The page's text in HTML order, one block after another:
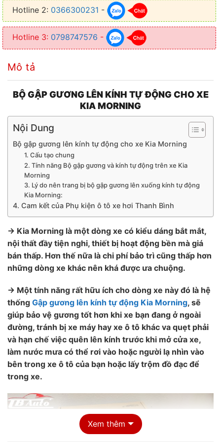
Hotline 2: 0366300231 -
Hotline 3: 0798747576 -
Mô tả
BỘ GẬP GƯƠNG LÊN KÍNH TỰ ĐỘNG CHO XE
KIA MORNING
Nội Dung
Bộ gập gương lên kính tự động cho xe Kia Morning
1. Cấu tạo chung
2. Tính năng Bộ gập gương và kính tự động trên xe Kia
Morning
3. Lý do nên trang bị bộ gập gương lên xuống kính tự động
Kia Morning:
4. Cam kết của Phụ kiện ô tô xe hơi Thanh Bình
→ Kia Morning là một dòng xe có kiểu dáng bắt mắt,
nội thất đầy tiện nghi, thiết bị hoạt động bền mà giá
bán thấp. Hơn thế nữa là chi phí bảo trì cũng thấp hơn
những dòng xe khác nên khá được ưa chuộng.
→ Một tính năng rất hữu ích cho dòng xe này đó là hệ
thống Gập gương lên kính tự động Kia Morning, sẽ
giúp bảo vệ gương tốt hơn khi xe bạn đang ở ngoài
đường, tránh bị xe máy hay xe ô tô khác va quẹt phải
và hạn chế việc quên lên kính trước khi mở cửa xe,
làm nước mưa có thể rơi vào hoặc người lạ nhìn vào
bên trong xe ô tô của bạn hoặc lấy trộm đồ đạc để
trong xe.
Xem thêm